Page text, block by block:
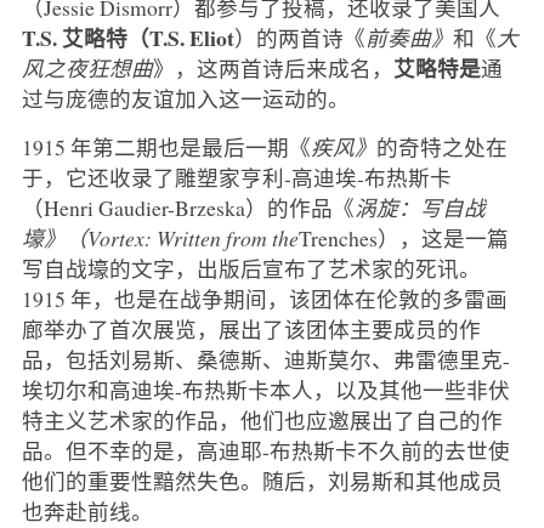
（Jessie Dismorr）都参与了投稿，还收录了美国人
T.S. 艾略特（T.S. Eliot）的两首诗《前奏曲》 和《大
风之夜狂想曲》，这两首诗后来成名， 艾略特是通
过与庞德的友谊加入这一运动的。
1915 年第二期也是最后一期《疾风》 的奇特之处在
于，它还收录了雕塑家亨利-高迪埃-布热斯卡
（Henri Gaudier-Brzeska）的作品《涡旋：写自战
壕》（Vortex: Written from theTrenches），这是一篇
写自战壕的文字，出版后宣布了艺术家的死讯。
1915 年，也是在战争期间，该团体在伦敦的多雷画
廊举办了首次展览，展出了该团体主要成员的作
品，包括刘易斯、桑德斯、迪斯莫尔、弗雷德里克-
埃切尔和高迪埃-布热斯卡本人，以及其他一些非伏
特主义艺术家的作品，他们也应邀展出了自己的作
品。但不幸的是，高迪耶-布热斯卡不久前的去世使
他们的重要性黯然失色。随后，刘易斯和其他成员
也奔赴前线。